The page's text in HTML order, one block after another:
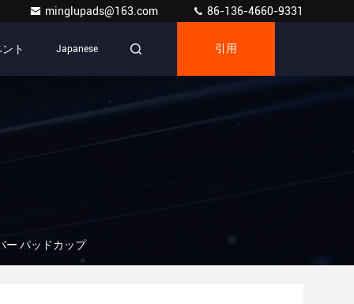
minglupads@163.com 86-136-4660-9331
ト Japanese 引用
ー パッドカップ